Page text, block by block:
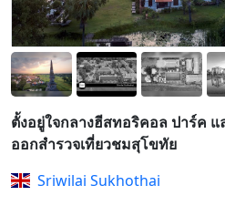
ตั้งอยู่ใจกลางฮีสทอริคอล ปาร์ค แ
ออกสำรวจเที่ยวชมสุโขทัย
Sriwilai Sukhothai